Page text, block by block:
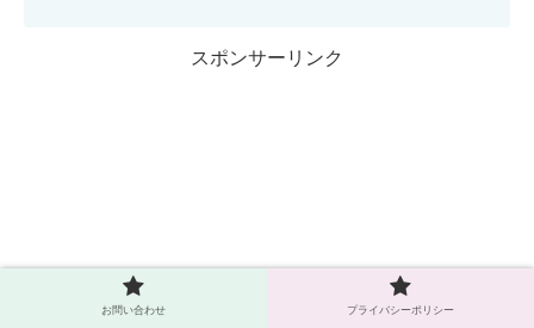
スポンサーリンク
お問い合わせ プライバシーポリシー